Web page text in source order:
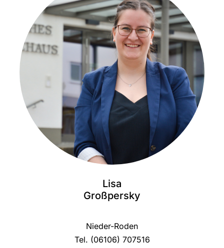
Lisa
Großpersky
Nieder-Roden
Tel. (06106) 707516